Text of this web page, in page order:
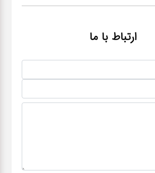
ارتباط با ما